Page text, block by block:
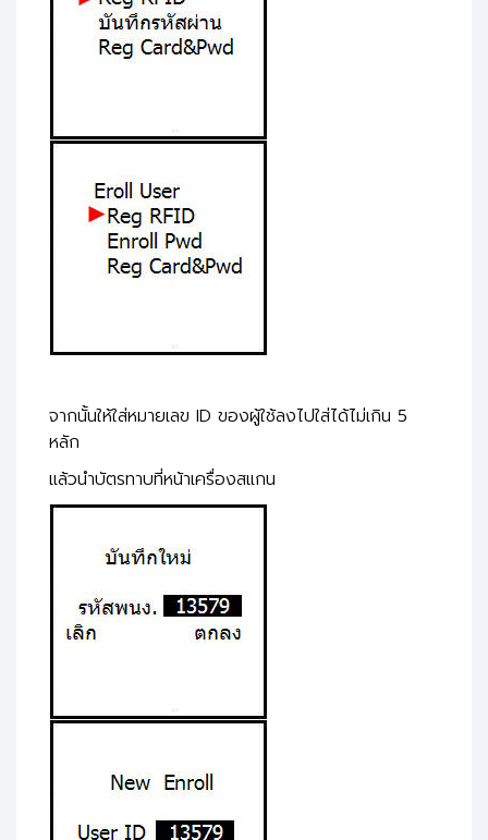
จากนั้นให้ใส่หมายเลข ID ของผู้ใช้ลงไปใส่ได้ไม่เกิน 5
หลัก
แล้วนำบัตรทาบที่หน้าเครื่องสแกน